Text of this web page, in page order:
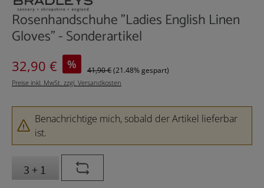
Rosenhandschuhe "Ladies English Linen
Gloves" - Sonderartikel
Verkaufspreis:
32,90 € % 41,90 €(21.48% gespart)
Preise inkl. MwSt. zzgl. Versandkosten
Benachrichtige mich, sobald der Artikel lieferbar
ist.